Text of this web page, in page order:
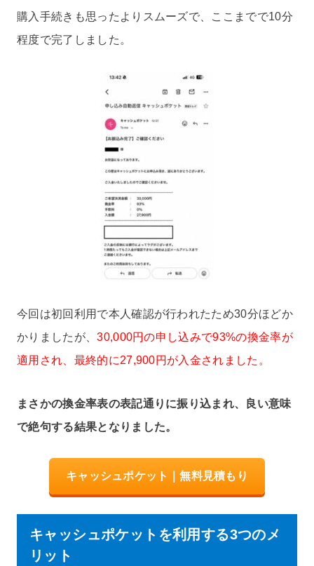
購入手続きも思ったよりスムーズで、ここまでで10分
程度で完了しました。
今回は初回利用で本人確認が行われたため30分ほどか
かりましたが、30,000円の申し込みで93%の換金率が
適用され、最終的に27,900円が入金されました。
まさかの換金率表の表記通りに振り込まれ、良い意味
で絶句する結果となりました。
キャッシュポケット｜無料見積もり
キャッシュポケットを利用する3つのメ
リット